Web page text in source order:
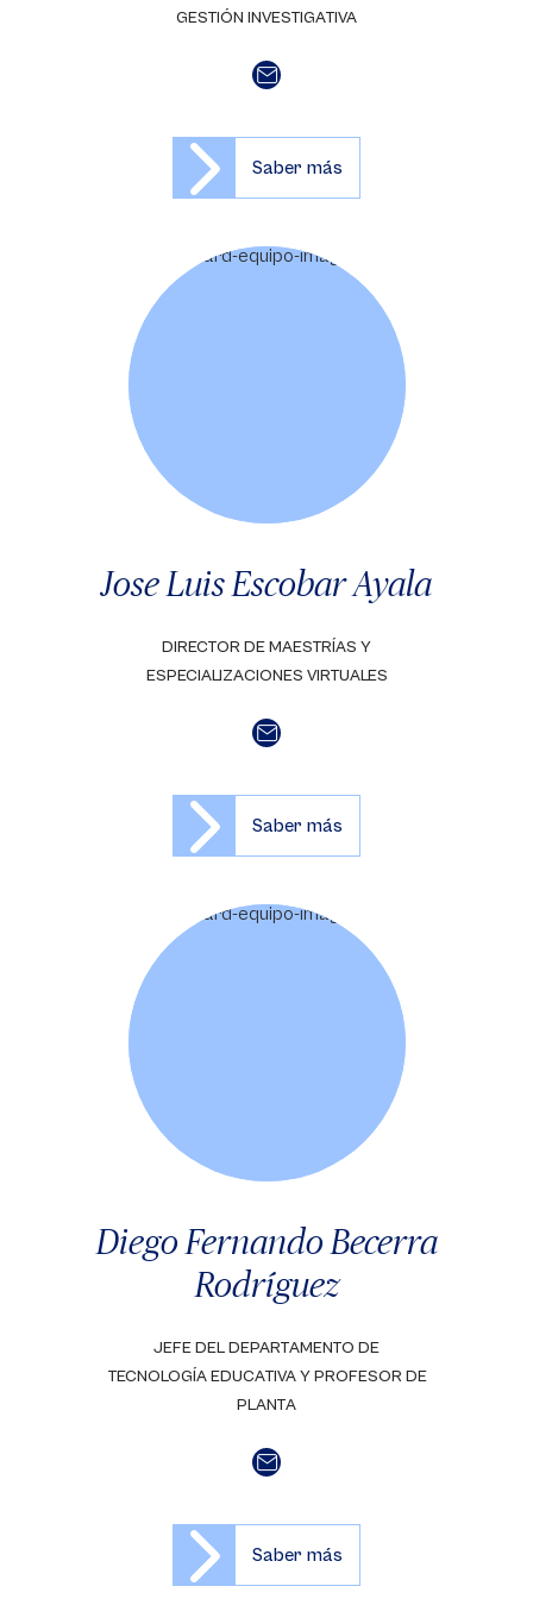
GESTIÓN INVESTIGATIVA
Saber más
Jose Luis Escobar Ayala
DIRECTOR DE MAESTRÍAS Y
ESPECIALIZACIONES VIRTUALES
Saber más
Diego Fernando Becerra
Rodríguez
JEFE DEL DEPARTAMENTO DE
TECNOLOGÍA EDUCATIVA Y PROFESOR DE
PLANTA
Saber más